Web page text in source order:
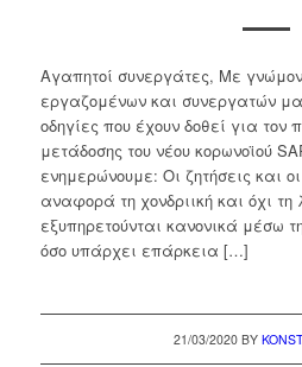
Αγαπητοί συνεργάτες, Με
εργαζομένων και συνεργατών
οδηγίες που έχουν δοθεί για τον
μετάδοσης του νέου κορωνοϊού
ενημερώνουμε: Οι ζητήσεις και
αναφορά τη χονδριική και όχι
εξυπηρετούνται κανονικά μέσω
όσο υπάρχει επάρκεια […]
21/03/2020 BY